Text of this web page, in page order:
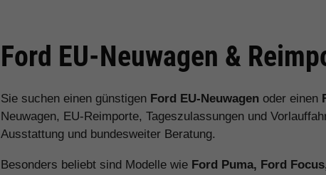
Ford EU-Neuwagen &
Sie suchen einen günstigen Ford EU-Neuwagen oder einen
Neuwagen, EU-Reimporte, Tageszulassungen und
Ausstattung und bundesweiter Beratung.
Besonders beliebt sind Modelle wie Ford Puma, Ford